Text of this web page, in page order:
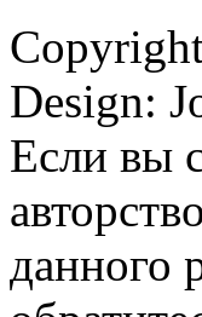
Design:
Если вы
данного